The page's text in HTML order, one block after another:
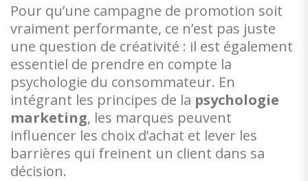
Pour qu’une campagne de promotion soit
vraiment performante, ce n’est pas juste
une question de créativité : il est également
essentiel de prendre en compte la
psychologie du consommateur. En
intégrant les principes de la psychologie
marketing, les marques peuvent
influencer les choix d’achat et lever les
barrières qui freinent un client dans sa
décision.